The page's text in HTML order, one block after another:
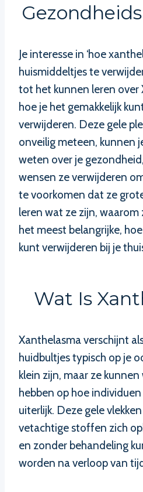
Je interesse in ‘hoe
huismiddeltjes te
tot het kunnen leren over
hoe je het gemakkelijk
verwijderen. Deze gele
onveilig meteen, kunnen
weten over je
wensen ze verwijderen
te voorkomen dat ze
leren wat ze zijn, waarom
het meest belangrijke,
kunt verwijderen bij je
Wat Is
Xanthelasma verschijnt
huidbultjes typisch op je
klein zijn, maar ze
hebben op hoe
uiterlijk. Deze gele
vetachtige stoffen zich
en zonder behandeling
worden na verloop van